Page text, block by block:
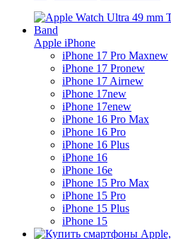
Apple iPhone
iPhone 17 Pro Maxnew
iPhone 17 Pronew
iPhone 17 Airnew
iPhone 17new
iPhone 17enew
iPhone 16 Pro Max
iPhone 16 Pro
iPhone 16 Plus
iPhone 16
iPhone 16e
iPhone 15 Pro Max
iPhone 15 Pro
iPhone 15 Plus
iPhone 15